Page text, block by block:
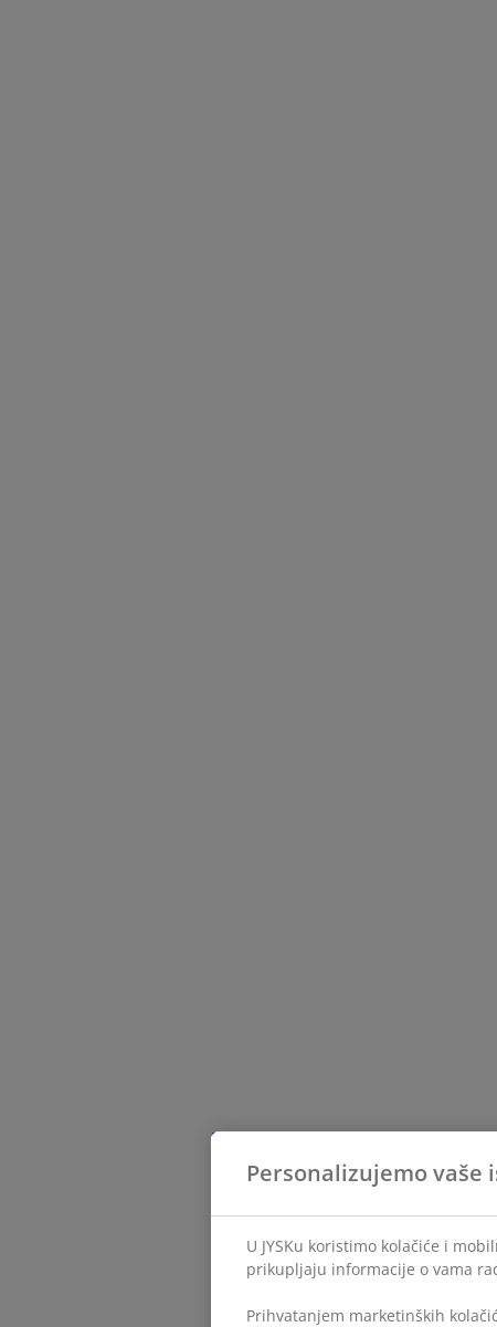
Personalizujemo vaše
U JYSKu koristimo kolačiće i
prikupljaju informacije o vama
Prihvatanjem marketinških